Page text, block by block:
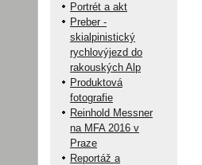
Portrét a akt
Preber -
skialpinistický
rychlovýjezd do
rakouských Alp
Produktová
fotografie
Reinhold Messner
na MFA 2016 v
Praze
Reportáž a